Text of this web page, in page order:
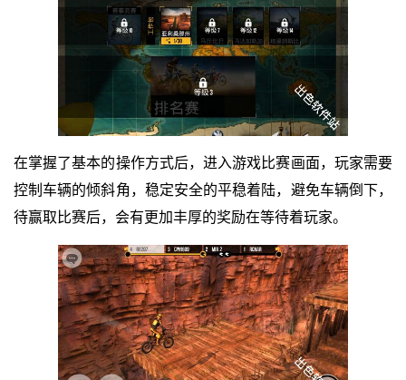
在掌握了基本的操作方式后，进入游戏比赛画面，玩家需要
控制车辆的倾斜角，稳定安全的平稳着陆，避免车辆倒下，
待赢取比赛后，会有更加丰厚的奖励在等待着玩家。